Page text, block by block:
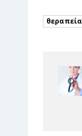
θεραπεία